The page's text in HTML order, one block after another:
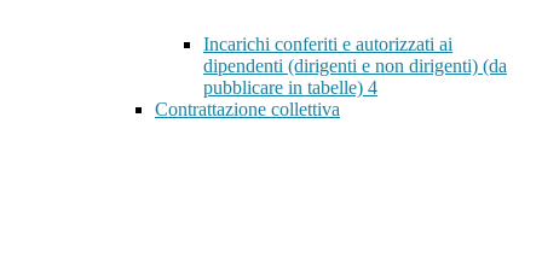
Incarichi conferiti e autorizzati ai
dipendenti (dirigenti e non dirigenti) (da
pubblicare in tabelle) 4
Contrattazione collettiva